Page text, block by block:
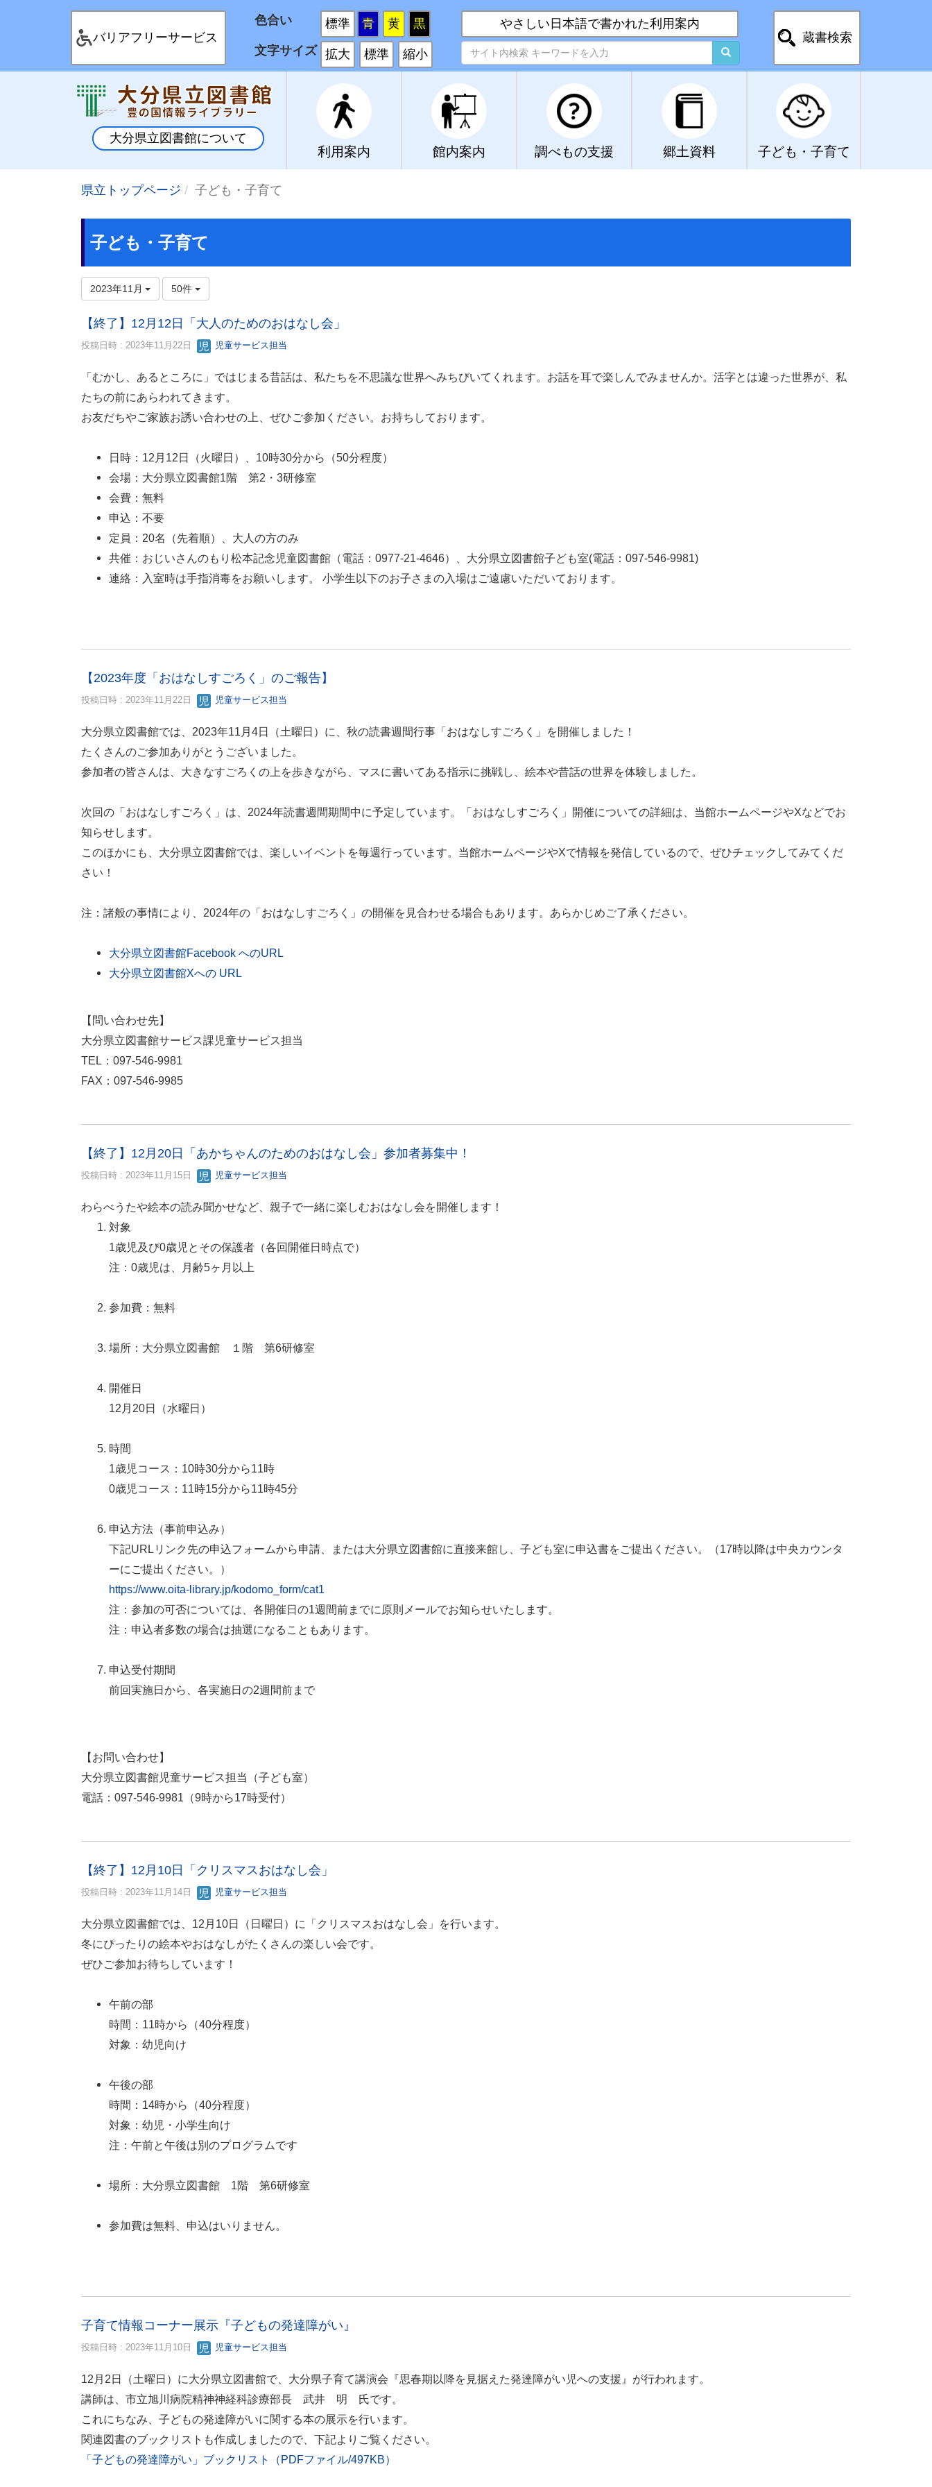
バリアフリーサービス
色合い 標準 青 黄
黒
文字サイズ 拡大 標準 縮小
やさしい日本語で書かれた利用案内
蔵書検索
大分県立図書館について
利用案内 館内案内 調べもの支援 郷土資料 子ども・子育て
県立トップページ 子ども・子育て
子ども・子育て
2023年11月 50件
【終了】12月12日「大人のためのおはなし会」
投稿日時 : 2023年11月22日 児童サービス担当
「むかし、あるところに」ではじまる昔話は、私たちを不思議な世界へみちびいてくれます。お話を耳で楽しんでみませんか。活字とは違った世界が、私
たちの前にあらわれてきます。
お友だちやご家族お誘い合わせの上、ぜひご参加ください。お持ちしております。
日時：12月12日（火曜日）、10時30分から（50分程度）
会場：大分県立図書館1階 第2・3研修室
会費：無料
申込：不要
定員：20名（先着順）、大人の方のみ
共催：おじいさんのもり松本記念児童図書館（電話：0977-21-4646）、大分県立図書館子ども室(電話：097-546-9981)
連絡：入室時は手指消毒をお願いします。 小学生以下のお子さまの入場はご遠慮いただいております。
【2023年度「おはなしすごろく」のご報告】
投稿日時 : 2023年11月22日 児童サービス担当
大分県立図書館では、2023年11月4日（土曜日）に、秋の読書週間行事「おはなしすごろく」を開催しました！
たくさんのご参加ありがとうございました。
参加者の皆さんは、大きなすごろくの上を歩きながら、マスに書いてある指示に挑戦し、絵本や昔話の世界を体験しました。
次回の「おはなしすごろく」は、2024年読書週間期間中に予定しています。「おはなしすごろく」開催についての詳細は、当館ホームページやXなどでお
知らせします。
このほかにも、大分県立図書館では、楽しいイベントを毎週行っています。当館ホームページやXで情報を発信しているので、ぜひチェックしてみてくだ
さい！
注：諸般の事情により、2024年の「おはなしすごろく」の開催を見合わせる場合もあります。あらかじめご了承ください。
大分県立図書館Facebook へのURL
大分県立図書館Xへの URL
【問い合わせ先】
大分県立図書館サービス課児童サービス担当
TEL：097-546-9981
FAX：097-546-9985
【終了】12月20日「あかちゃんのためのおはなし会」参加者募集中！
投稿日時 : 2023年11月15日 児童サービス担当
わらべうたや絵本の読み聞かせなど、親子で一緒に楽しむおはなし会を開催します！
対象
1歳児及び0歳児とその保護者（各回開催日時点で）
注：0歳児は、月齢5ヶ月以上
参加費：無料
場所：大分県立図書館 １階 第6研修室
開催日
12月20日（水曜日）
時間
1歳児コース：10時30分から11時
0歳児コース：11時15分から11時45分
申込方法（事前申込み）
下記URLリンク先の申込フォームから申請、または大分県立図書館に直接来館し、子ども室に申込書をご提出ください。（17時以降は中央カウンタ
ーにご提出ください。）
https://www.oita-library.jp/kodomo_form/cat1
注：参加の可否については、各開催日の1週間前までに原則メールでお知らせいたします。
注：申込者多数の場合は抽選になることもあります。
申込受付期間
前回実施日から、各実施日の2週間前まで
【お問い合わせ】
大分県立図書館児童サービス担当（子ども室）
電話：097-546-9981（9時から17時受付）
【終了】12月10日「クリスマスおはなし会」
投稿日時 : 2023年11月14日 児童サービス担当
大分県立図書館では、12月10日（日曜日）に「クリスマスおはなし会」を行います。
冬にぴったりの絵本やおはなしがたくさんの楽しい会です。
ぜひご参加お待ちしています！
午前の部
時間：11時から（40分程度）
対象：幼児向け
午後の部
時間：14時から（40分程度）
対象：幼児・小学生向け
注：午前と午後は別のプログラムです
場所：大分県立図書館 1階 第6研修室
参加費は無料、申込はいりません。
子育て情報コーナー展示『子どもの発達障がい』
投稿日時 : 2023年11月10日 児童サービス担当
12月2日（土曜日）に大分県立図書館で、大分県子育て講演会『思春期以降を見据えた発達障がい児への支援』が行われます。
講師は、市立旭川病院精神神経科診療部長 武井 明 氏です。
これにちなみ、子どもの発達障がいに関する本の展示を行います。
関連図書のブックリストも作成しましたので、下記よりご覧ください。
「子どもの発達障がい」ブックリスト（PDFファイル/497KB）